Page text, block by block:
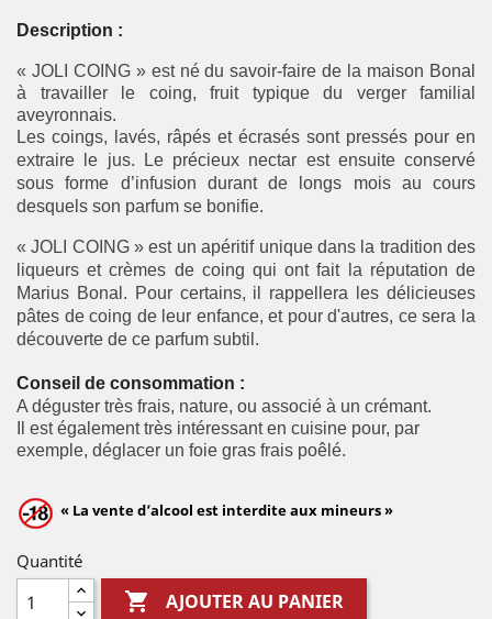
Description :
« JOLI COING » est né du savoir-faire de la maison Bonal
à travailler le coing, fruit typique du verger familial
aveyronnais.
Les coings, lavés, râpés et écrasés sont pressés pour en
extraire le jus. Le précieux nectar est ensuite conservé
sous forme d’infusion durant de longs mois au cours
desquels son parfum se bonifie.
« JOLI COING » est un apéritif unique dans la tradition des
liqueurs et crèmes de coing qui ont fait la réputation de
Marius Bonal. Pour certains, il rappellera les délicieuses
pâtes de coing de leur enfance, et pour d'autres, ce sera la
découverte de ce parfum subtil.
Conseil de consommation :
A déguster très frais, nature, ou associé à un crémant.
Il est également très intéressant en cuisine pour, par
exemple, déglacer un foie gras frais poêlé.
« La vente d’alcool est interdite aux mineurs »
Quantité
 AJOUTER AU PANIER